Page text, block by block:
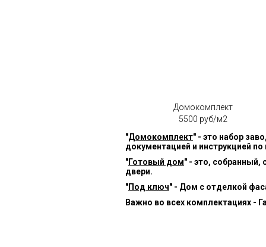
Домокомплект
5500 руб/м2
"Домокомплект" - это набор
документацией и инструкцией
"Готовый дом" - это, собранный,
двери.
"Под ключ" - Дом с отделкой
Важно во всех комплектациях -